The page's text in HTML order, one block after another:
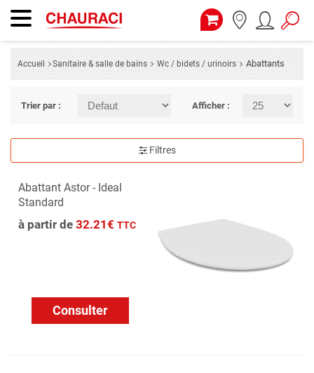
Accueil Sanitaire & salle de bains Wc / bidets / urinoirs Abattants
Trier par : Afficher :
Filtres
Abattant Astor - Ideal
Standard
à partir de 32.21€ TTC
Consulter